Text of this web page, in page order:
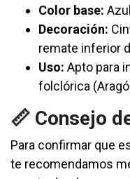
Color base:
Decoración:
remate inferior
Uso: Apto para
folclórica
📏 Consejo
Para confirmar que
te recomendamos